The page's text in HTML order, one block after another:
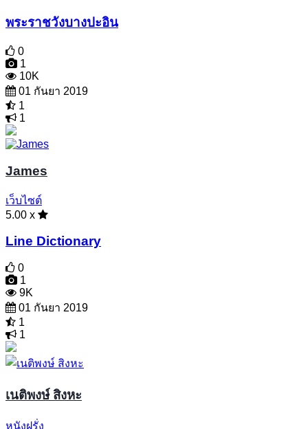
พระราชวังบางปะอิน
0
1
10K
01 กันยา 2019
1
1
James
เว็บไซต์
5.00 x
Line Dictionary
0
1
9K
01 กันยา 2019
1
1
เนติพงษ์ สิงหะ
หนังฝรั่ง